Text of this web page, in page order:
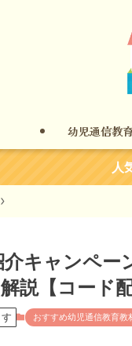
幼児通信教
人
介キャンペー
説【コード配
おすすめ幼児通信教育教